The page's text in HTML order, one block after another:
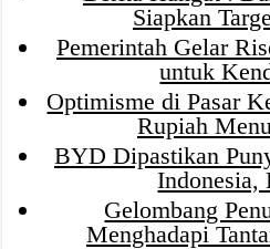
Siapkan
Pemerintah Gelar
untuk
Optimisme di Pasar
Rupiah
BYD Dipastikan
Gelombang
Menghadapi